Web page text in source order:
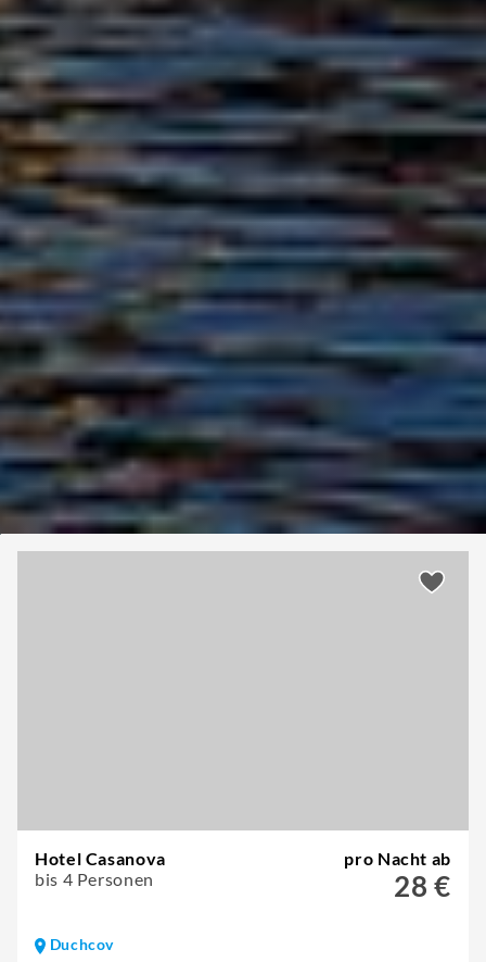
Hotel Casanova
bis 4 Personen
pro Nacht ab
28 €
Duchcov